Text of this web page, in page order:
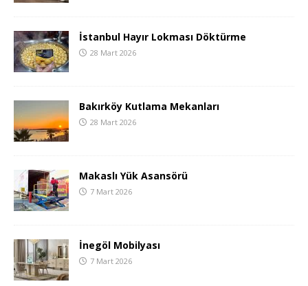
İstanbul Hayır Lokması Döktürme
28 Mart 2026
Bakırköy Kutlama Mekanları
28 Mart 2026
Makaslı Yük Asansörü
7 Mart 2026
İnegöl Mobilyası
7 Mart 2026